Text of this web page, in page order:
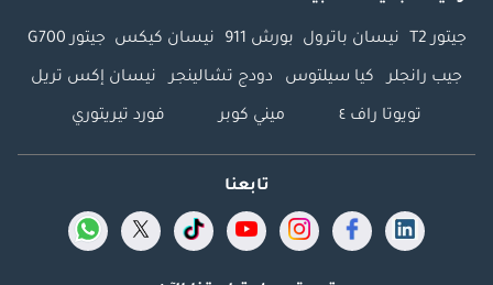
جيتور T2 نيسان باترول بورش 911 نيسان كيكس جيتور G700
جيب رانجلر كيا سيلتوس دودج تشالينجر نيسان إكس تريل
تويوتا راف ٤ ميني كوبر فورد تيريتوري
تابعنا